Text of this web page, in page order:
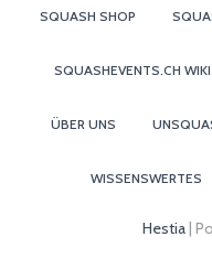
SQUASH SHOP
SQUASHEVENTS.CH WIKI
ÜBER UNS
WISSENSWERTES
Hestia|